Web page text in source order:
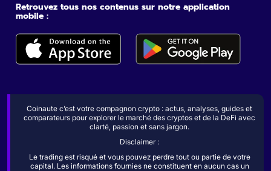
Retrouvez tous nos contenus sur notre application
mobile :
Coinaute c’est votre compagnon crypto : actus, analyses, guides et
comparateurs pour explorer le marché des cryptos et de la DeFi avec
clarté, passion et sans jargon.
Disclaimer :
Le trading est risqué et vous pouvez perdre tout ou partie de votre
capital. Les informations fournies ne constituent en aucun cas un